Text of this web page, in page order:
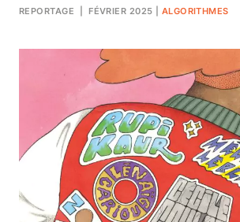
REPORTAGE | FÉVRIER 2025 ALGORITHMES